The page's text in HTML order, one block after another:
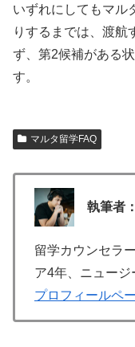
いずれにしてもマル
りするまでは、渡航
ず、第2候補がある
す。
マルタ留学FAQ
執筆者
留学カウンセラ
ア4年、ニュージ
プロフィールペ